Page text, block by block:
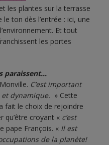
les plantes sur la terrasse
ton dès l’entrée : ici, une
Et tout
les portes
paraissent…
C’est important
dynamique. » Cette
fait le choix de rejoindre
qu’être croyant « c’est
pape François. « Il est
de la planète!